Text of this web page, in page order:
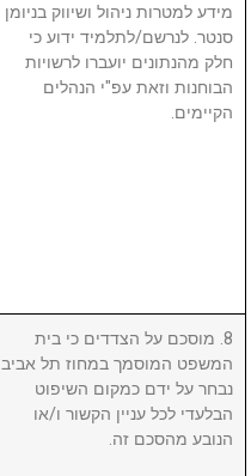
מידע למטרות ניהול ושיווק בניומן
סנטר. לנרשם/לתלמיד ידוע כי
חלק מהנתונים יועברו לרשויות
הבוחנות וזאת עפ"י הנהלים
הקיימים.
8. מוסכם על הצדדים כי בית
המשפט המוסמך במחוז תל אביב
נבחר על ידם כמקום השיפוט
הבלעדי לכל עניין הקשור ו/או
הנובע מהסכם זה.